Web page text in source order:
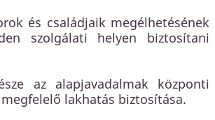
és családjaik megélhetésének
szolgálati helyen biztosítani
az alapjavadalmak központi
megfelelő lakhatás biztosítása.